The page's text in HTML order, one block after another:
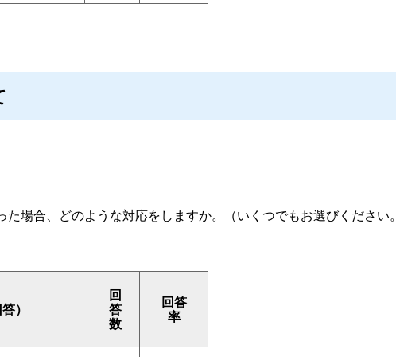
場合、どのような対応をしますか。（いくつでもお選びください
）
回
答
数
回答
率